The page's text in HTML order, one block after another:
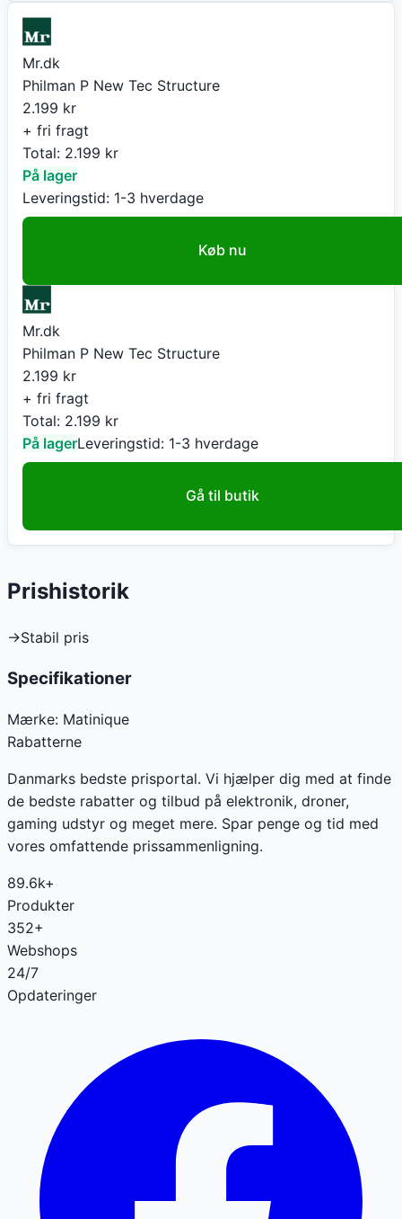
Mr.dk
Philman P New Tec Structure
2.199 kr
+ fri fragt
Total: 2.199 kr
På lager
Leveringstid: 1-3 hverdage
Køb nu
Mr.dk
Philman P New Tec Structure
2.199 kr
+ fri fragt
Total: 2.199 kr
På lagerLeveringstid: 1-3 hverdage
Gå til butik
Prishistorik
→Stabil pris
Specifikationer
Mærke: Matinique
Rabatterne
Danmarks bedste prisportal. Vi hjælper dig med at finde
de bedste rabatter og tilbud på elektronik, droner,
gaming udstyr og meget mere. Spar penge og tid med
vores omfattende prissammenligning.
89.6k+
Produkter
352+
Webshops
24/7
Opdateringer